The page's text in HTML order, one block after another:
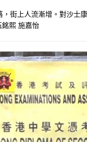
街上人流漸增。對沙士
熙 施嘉怡